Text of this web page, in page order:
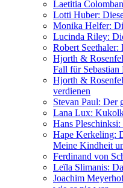
Laetitia
Lotti Huber:
Monika Helfer:
Lucinda Riley:
Robert Seethaler:
Hjorth &
Fall für
Hjorth &
verdienen
Stevan Paul: Der
Lana Lux:
Hans
Hape Kerkeling:
Meine Kindheit
Ferdinand von
Leïla Slimanis:
Joachim